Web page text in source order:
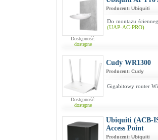
Dostępność:
dostępne
Producent: Ubiquiti
Do montażu
(UAP-AC-PRO)
Dostępność:
dostępne
Cudy WR1300
Producent: Cudy
Gigabitowy router
Ubiquiti (ACB-
Access Point
Producent: Ubiquiti